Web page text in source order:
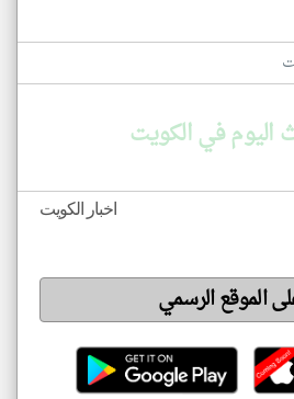
في الكويت
اخبار الكويت
الموقع الرسمي